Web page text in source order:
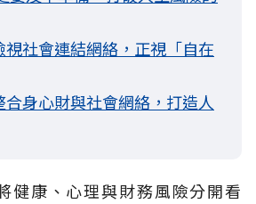
社會連結網絡，正視「自在
身心財與社會網絡，打造人
健康、心理與財務風險分開看